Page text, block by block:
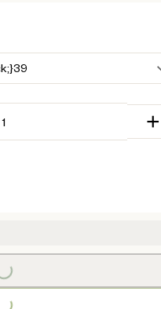
+
Loading...